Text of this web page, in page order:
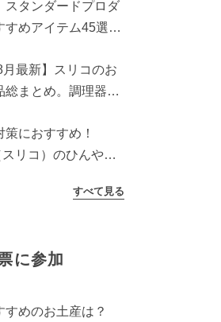
スタンダードプロダ
すめアイテム45選。
月最新】スリコのお
総まとめ。調理器具
策におすすめ！
リコ）のひんやり
すべて見る
に参加
すめのお土産は？